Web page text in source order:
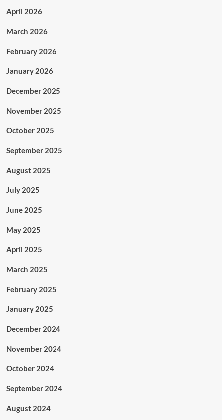
April 2026
March 2026
February 2026
January 2026
December 2025
November 2025
October 2025
September 2025
August 2025
July 2025
June 2025
May 2025
April 2025
March 2025
February 2025
January 2025
December 2024
November 2024
October 2024
September 2024
August 2024